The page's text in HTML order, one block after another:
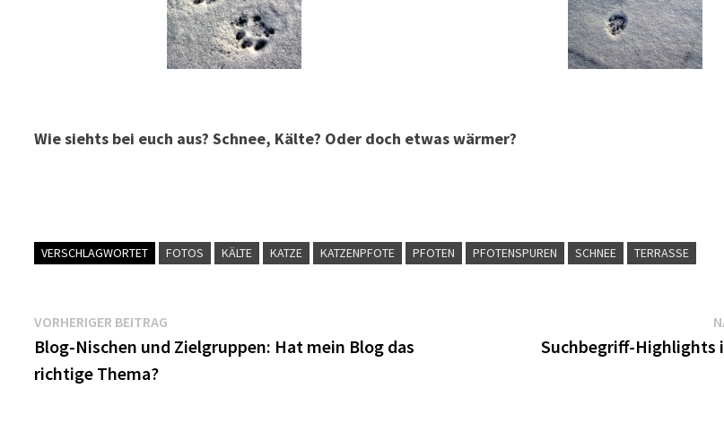
Wie siehts bei euch aus? Schnee, Kälte? Oder doch etwas wärmer?
VERSCHLAGWORTET FOTOS KÄLTE KATZE KATZENPFOTE PFOTEN PFOTENSPUREN SCHNEE TERRASSE
Beitragsnavigation
VORHERIGER BEITRAG
Beitrag:
Blog-Nischen und Zielgruppen: Hat mein Blog das
richtige Thema?
Suchbegriff-Highlights